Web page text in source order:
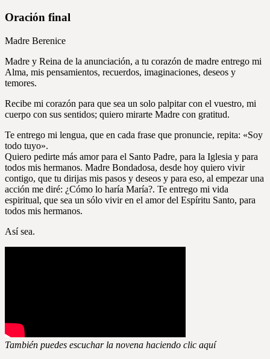
Oración final
Madre Berenice
Madre y Reina de la anunciación, a tu corazón de madre entrego mi
Alma, mis pensamientos, recuerdos, imaginaciones, deseos y
temores.
Recibe mi corazón para que sea un solo palpitar con el vuestro, mi
cuerpo con sus sentidos; quiero mirarte Madre con gratitud.
Te entrego mi lengua, que en cada frase que pronuncie, repita: «Soy
todo tuyo».
Quiero pedirte más amor para el Santo Padre, para la Iglesia y para
todos mis hermanos. Madre Bondadosa, desde hoy quiero vivir
contigo, que tu dirijas mis pasos y deseos y para eso, al empezar una
acción me diré: ¿Cómo lo haría María?. Te entrego mi vida
espiritual, que sea un sólo vivir en el amor del Espíritu Santo, para
todos mis hermanos.
Así sea.
También puedes escuchar la novena haciendo clic aquí